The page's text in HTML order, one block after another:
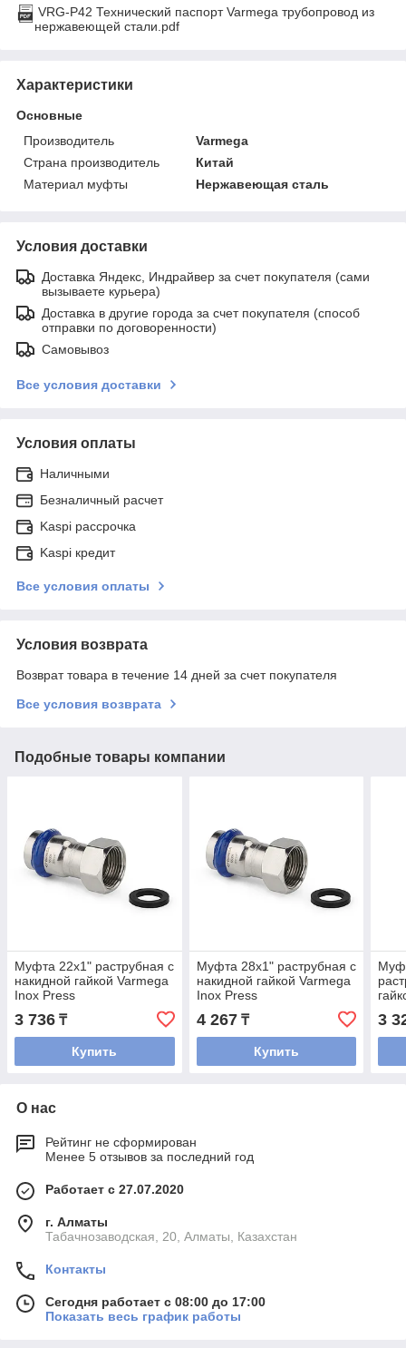
VRG-P42 Технический паспорт Varmega трубопровод из
нержавеющей стали.pdf
Характеристики
Основные
Производитель
Varmega
Страна производитель
Китай
Материал муфты
Нержавеющая сталь
Условия доставки
Доставка Яндекс, Индрайвер за счет покупателя (сами
вызываете курьера)
Доставка в другие города за счет покупателя (способ
отправки по договоренности)
Самовывоз
Все условия доставки
Условия оплаты
Наличными
Безналичный расчет
Kaspi рассрочка
Kaspi кредит
Все условия оплаты
Условия возврата
Возврат товара в течение 14 дней за счет покупателя
Все условия возврата
Подобные товары компании
Муфта 22x1" раструбная с
накидной гайкой Varmega
Inox Press
3 736 ₸
Купить
Муфта 28x1" раструбная с
накидной гайкой Varmega
Inox Press
4 267₸
Купить
3
О нас
Рейтинг не сформирован
Менее 5 отзывов за последний год
Работает с 27.07.2020
г. Алматы
Табачнозаводская, 20, Алматы, Казахстан
Контакты
Сегодня работает с 08:00 до 17:00
Показать весь график работы